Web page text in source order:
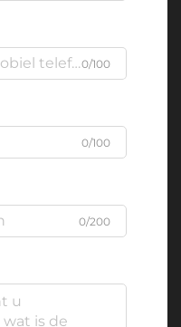
0/100
0/100
0/200